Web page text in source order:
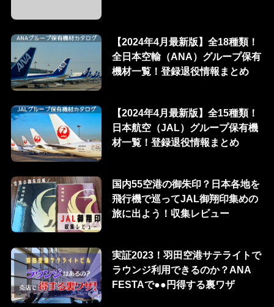
【2024年4月最新版】全18種類！
全日本空輸（ANA）グループ保有
機材一覧！登録退役情報まとめ
【2024年4月最新版】全15種類！
日本航空（JAL）グループ保有機
材一覧！登録退役情報まとめ
国内55空港の御朱印？日本各地を
飛行機で巡ってJAL御翔印集めの
旅に出よう！収集レビュー
実証2023！羽田空港サテライトで
ラウンジ利用できるのか？ANA
FESTAで●●円得する裏ワザ